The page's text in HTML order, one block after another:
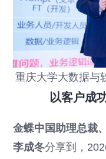
重庆大学大数据与
以客户成
金蝶中国助理总裁
李成冬分享到，